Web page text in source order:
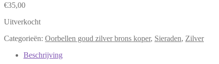
€35,00
Uitverkocht
Categorieën: Oorbellen goud zilver brons koper, Sieraden, Zilver
Beschrijving